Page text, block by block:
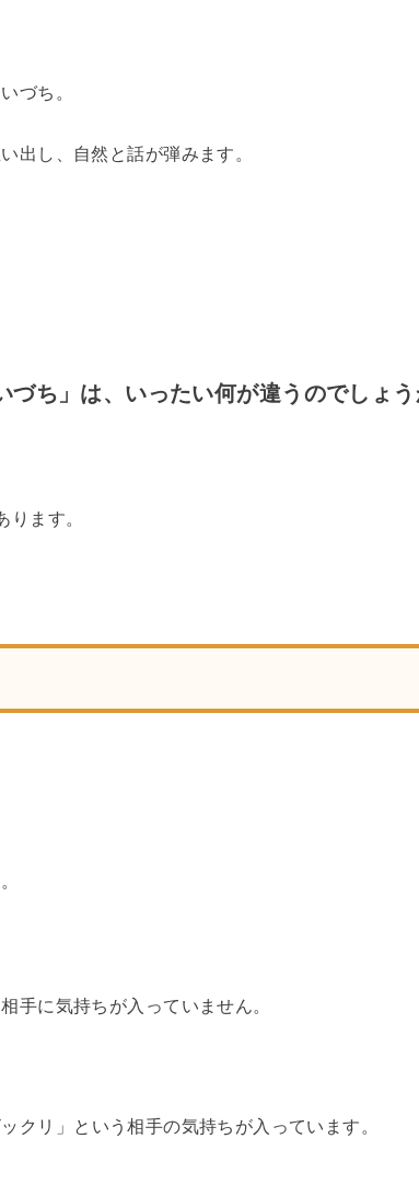
づち。
出し、自然と話が弾みます。
づち」は、いったい何が違うのでしょう
ります。
相手に気持ちが入っていません。
クリ」という相手の気持ちが入っています。